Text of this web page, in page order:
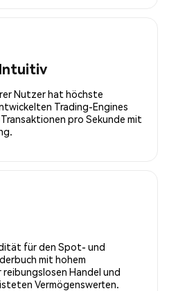
Nutzer hat höchste
Trading-Engines
pro Sekunde mit
für den Spot- und
mit hohem
Handel und
Vermögenswerten.